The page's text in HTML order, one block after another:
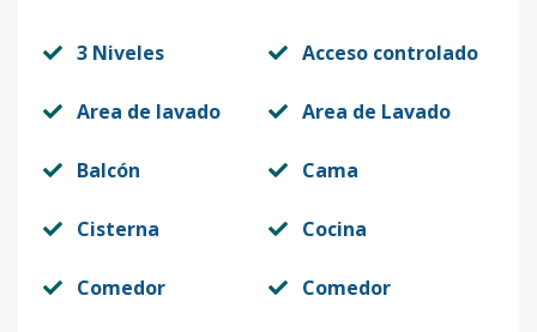
3 Niveles Acceso controlado
Area de lavado Area de Lavado
Balcón Cama
Cisterna Cocina
Comedor Comedor